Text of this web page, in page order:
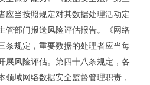
应当按照规定对其数据处理活动定
管部门报送风险评估报告。《网络
条规定，重要数据的处理者应当每
展风险评估。第四十八条规定，各
领域网络数据安全监督管理职责，